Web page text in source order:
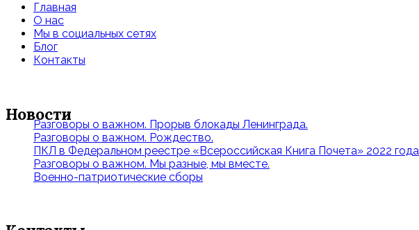
Главная
О нас
Мы в социальных сетях
Блог
Контакты
Новости
Разговоры о важном. Прорыв блокады Ленинграда.
Разговоры о важном. Рождество.
ПКЛ в Федеральном реестре «Всероссийская Книга Почета» 2022 года
Разговоры о важном. Мы разные, мы вместе.
Военно-патриотические сборы